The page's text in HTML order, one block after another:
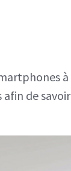
le
meilleur
à
afin de savoir